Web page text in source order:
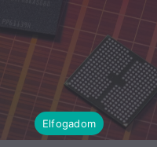
Elfogadom